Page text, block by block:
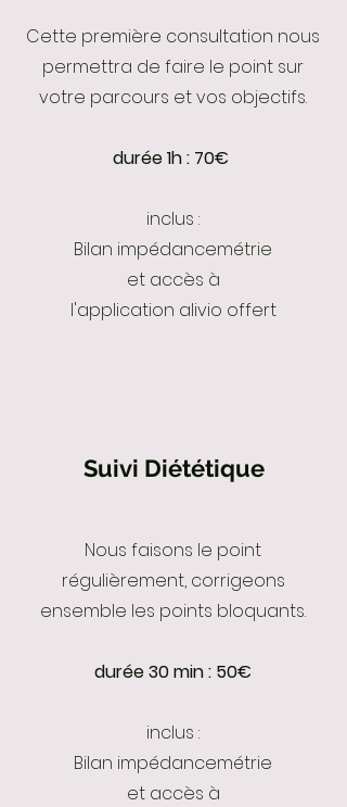
Cette première consultation nous
permettra de faire le point sur
votre parcours et vos objectifs.
durée 1h : 70€
inclus :
Bilan impédancemétrie
et accès à
l'application alivio offert
Suivi Diététique
Nous faisons le point
régulièrement, corrigeons
ensemble les points bloquants.
durée 30 min : 50€
inclus :
Bilan impédancemétrie
et accès à